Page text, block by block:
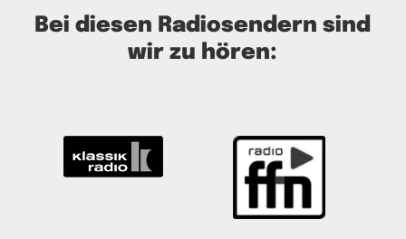
Bei diesen Radiosendern sind
wir zu hören: